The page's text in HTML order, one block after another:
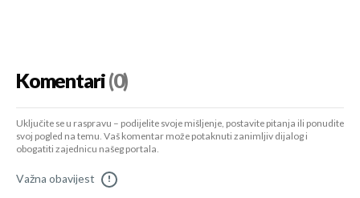
Komentari(0)
Uključite se u raspravu – podijelite svoje mišljenje, postavite pitanja ili ponudite
svoj pogled na temu. Vaš komentar može potaknuti zanimljiv dijalog i
obogatiti zajednicu našeg portala.
Važna obavijest !